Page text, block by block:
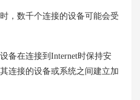
时，数千个连接的设备可能会受
备在连接到Internet时保持安
连接的设备或系统之间建立加